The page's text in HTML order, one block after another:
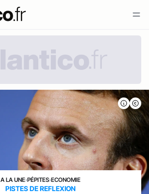
A LA UNE›PÉPITES›ECONOMIE
PISTES DE REFLEXION